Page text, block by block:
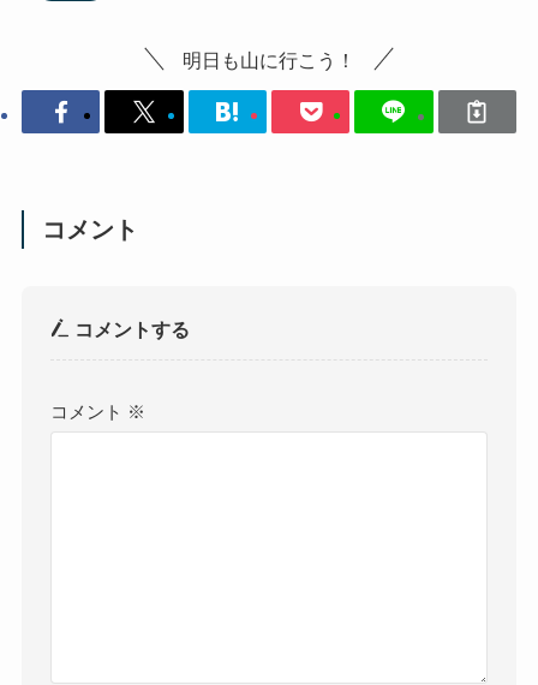
明日も山に行こう！
コメント
コメントする
コメント ※